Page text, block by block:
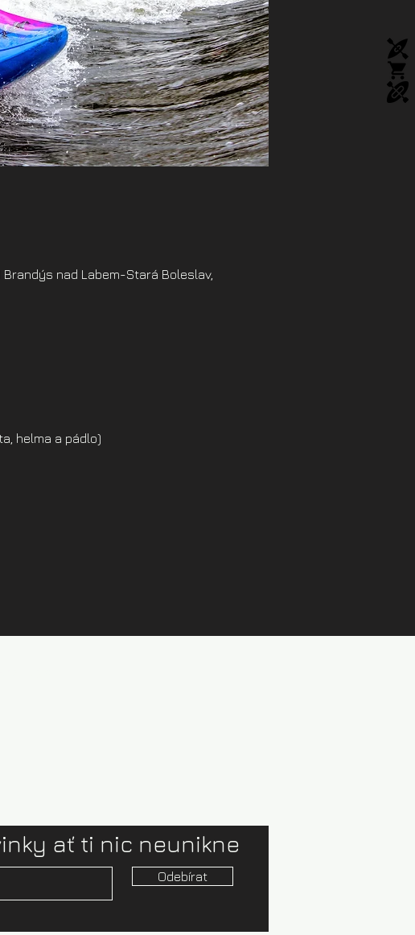
Brandýs nad Labem-Stará Boleslav,
helma a pádlo)
ať ti nic neunikne
Odebírat